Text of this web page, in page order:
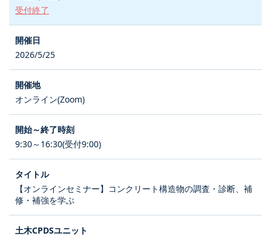
受付終了
2026/5/25
オンライン(Zoom)
9:30～16:30(受付9:00)
【オンラインセミナー】コンクリート構造物の調査・診断、補
修・補強を学ぶ